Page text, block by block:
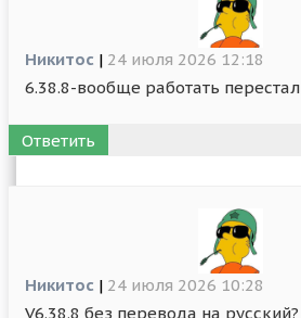
Никитос | 24 июля 2026 12:18
6.38.8-вообще работать перестал
Ответить
Никитос | 24 июля 2026 10:28
V6.38.8 без перевода на русский?